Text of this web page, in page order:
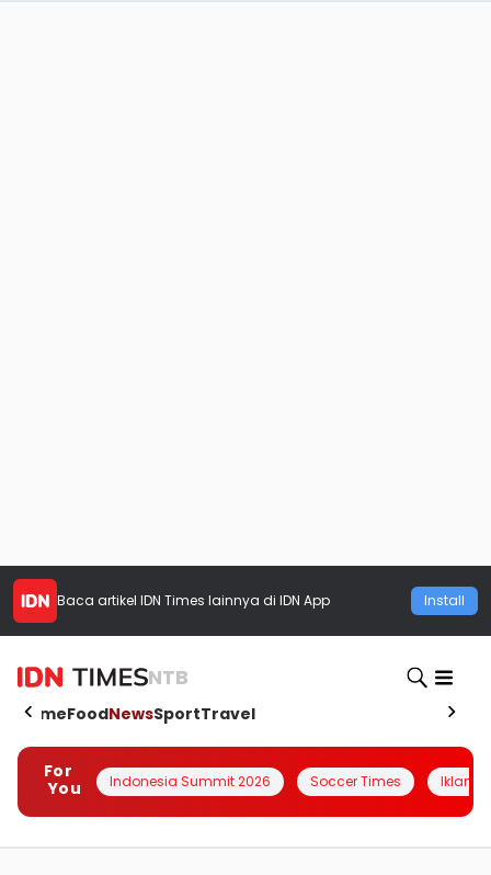
Baca artikel IDN Times lainnya di IDN App Install
NTB
HomeFoodNewsSportTravel
For
You
Indonesia Summit 2026 Soccer Times Iklanin